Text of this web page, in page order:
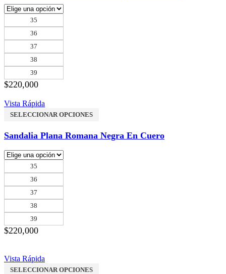
35
36
37
38
39
$220,000
Vista Rápida
SELECCIONAR OPCIONES
Sandalia Plana Romana Negra En Cuero
35
36
37
38
39
$220,000
Vista Rápida
SELECCIONAR OPCIONES